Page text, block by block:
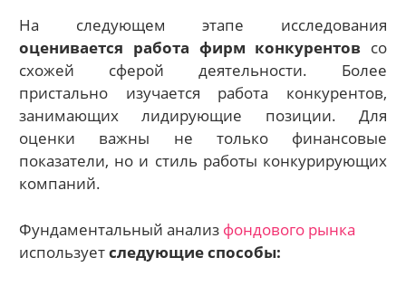
На следующем этапе исследования
оценивается работа фирм конкурентов со
схожей сферой деятельности. Более
пристально изучается работа конкурентов,
занимающих лидирующие позиции. Для
оценки важны не только финансовые
показатели, но и стиль работы конкурирующих
компаний.
Фундаментальный анализ фондового рынка
используетследующие способы: